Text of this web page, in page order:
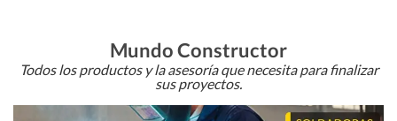
Mundo Constructor
Todos los productos y la asesoría que necesita para finalizar
sus proyectos.